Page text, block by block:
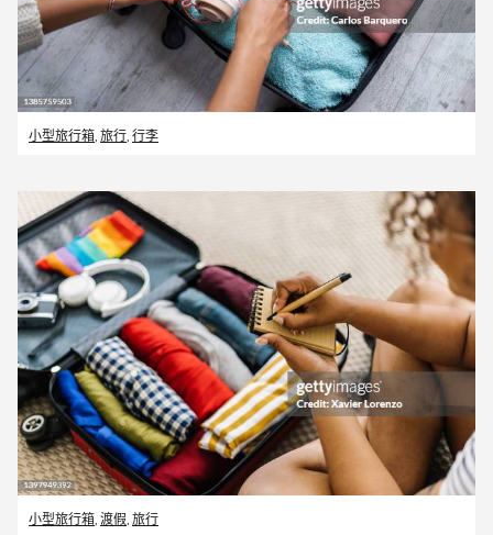
小型旅行箱 旅行 行李
小型旅行箱, 渡假, 旅行